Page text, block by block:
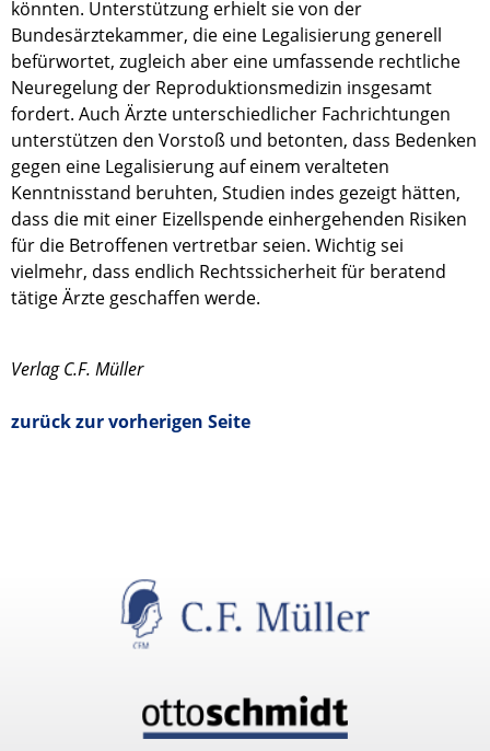
könnten. Unterstützung erhielt sie von der
Bundesärztekammer, die eine Legalisierung generell
befürwortet, zugleich aber eine umfassende rechtliche
Neuregelung der Reproduktionsmedizin insgesamt
fordert. Auch Ärzte unterschiedlicher Fachrichtungen
unterstützen den Vorstoß und betonten, dass Bedenken
gegen eine Legalisierung auf einem veralteten
Kenntnisstand beruhten, Studien indes gezeigt hätten,
dass die mit einer Eizellspende einhergehenden Risiken
für die Betroffenen vertretbar seien. Wichtig sei
vielmehr, dass endlich Rechtssicherheit für beratend
tätige Ärzte geschaffen werde.
Verlag C.F. Müller
zurück zur vorherigen Seite